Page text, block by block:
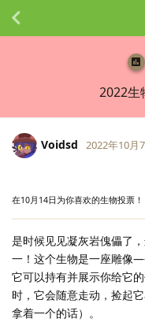
2022生
Voidsd 2022年10月
在10月14日为你喜欢的生物投票！
是时候见见凝灰岩傀儡了
一！这个生物是一座雕像
它可以持有并展示你给它
时，它会随意走动，捡起
拿着一个的话）。